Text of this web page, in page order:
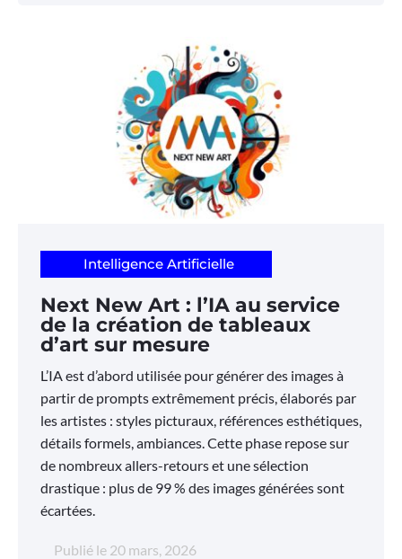
Intelligence Artificielle
Next New Art : l’IA au service
de la création de tableaux
d’art sur mesure
L’IA est d’abord utilisée pour générer des images à
partir de prompts extrêmement précis, élaborés par
les artistes : styles picturaux, références esthétiques,
détails formels, ambiances. Cette phase repose sur
de nombreux allers-retours et une sélection
drastique : plus de 99 % des images générées sont
écartées.
Publié le 20 mars, 2026